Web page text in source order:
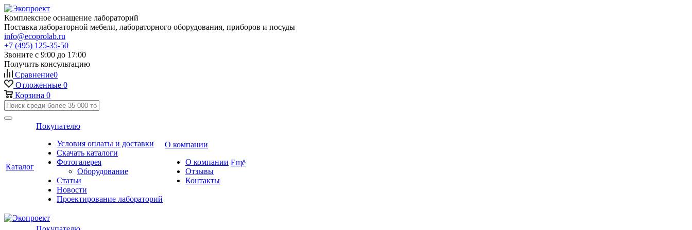
Комплексное оснащение лабораторий
Поставка лабораторной мебели, лабораторного оборудования, приборов и посуды
info@ecoprolab.ru
+7 (495) 125-35-50
Звоните с 9:00 до 17:00
Получить консультацию
Сравнение0
Отложенные 0
Корзина 0
Каталог
Покупателю
Условия оплаты и доставки
Скачать каталоги
Фотогалерея
Оборудование
Статьи
Новости
Проектирование лабораторий
О компании
О компании
Отзывы
Контакты
Ещё